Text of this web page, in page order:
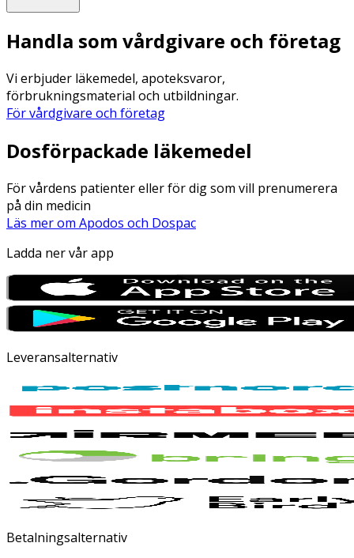
Handla som vårdgivare och företag
Vi erbjuder läkemedel, apoteksvaror,
förbrukningsmaterial och utbildningar.
För vårdgivare och företag
Dosförpackade läkemedel
För vårdens patienter eller för dig som vill prenumerera
på din medicin
Läs mer om Apodos och Dospac
Ladda ner vår app
Leveransalternativ
Betalningsalternativ